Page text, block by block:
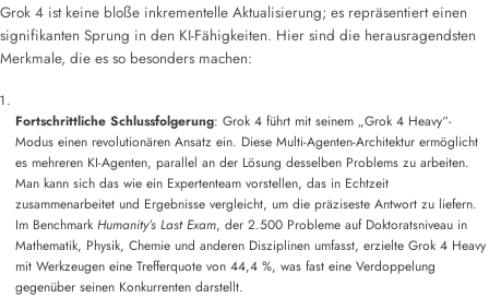
Grok 4 ist keine bloße inkrementelle Aktualisierung; es repräsentiert einen
signifikanten Sprung in den KI-Fähigkeiten. Hier sind die herausragendsten
Merkmale, die es so besonders machen:
Fortschrittliche Schlussfolgerung: Grok 4 führt mit seinem „Grok 4 Heavy“-
Modus einen revolutionären Ansatz ein. Diese Multi-Agenten-Architektur ermöglicht
es mehreren KI-Agenten, parallel an der Lösung desselben Problems zu arbeiten.
Man kann sich das wie ein Expertenteam vorstellen, das in Echtzeit
zusammenarbeitet und Ergebnisse vergleicht, um die präziseste Antwort zu liefern.
Im Benchmark Humanity’s Last Exam, der 2.500 Probleme auf Doktoratsniveau in
Mathematik, Physik, Chemie und anderen Disziplinen umfasst, erzielte Grok 4 Heavy
mit Werkzeugen eine Trefferquote von 44,4 %, was fast eine Verdoppelung
gegenüber seinen Konkurrenten darstellt.